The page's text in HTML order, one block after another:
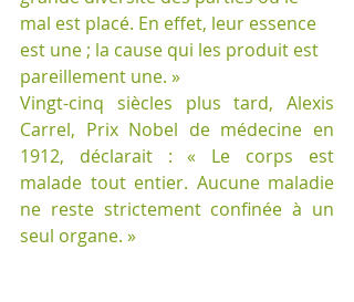
mal est placé. En effet, leur essence
est une ; la cause qui les produit est
pareillement une. »
Vingt-cinq siècles plus tard, Alexis
Carrel, Prix Nobel de médecine en
1912, déclarait : « Le corps est
malade tout entier. Aucune maladie
ne reste strictement confinée à un
seul organe. »